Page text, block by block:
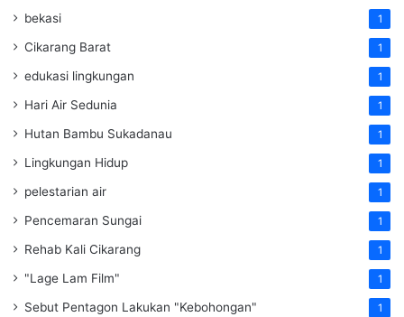
bekasi 1
Cikarang Barat 1
edukasi lingkungan 1
Hari Air Sedunia 1
Hutan Bambu Sukadanau 1
Lingkungan Hidup 1
pelestarian air 1
Pencemaran Sungai 1
Rehab Kali Cikarang 1
"Lage Lam Film" 1
Sebut Pentagon Lakukan "Kebohongan" 1